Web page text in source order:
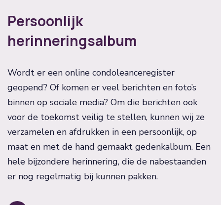
Persoonlijk
herinneringsalbum
Wordt er een online condoleanceregister
geopend? Of komen er veel berichten en foto’s
binnen op sociale media? Om die berichten ook
voor de toekomst veilig te stellen, kunnen wij ze
verzamelen en afdrukken in een persoonlijk, op
maat en met de hand gemaakt gedenkalbum. Een
hele bijzondere herinnering, die de nabestaanden
er nog regelmatig bij kunnen pakken.